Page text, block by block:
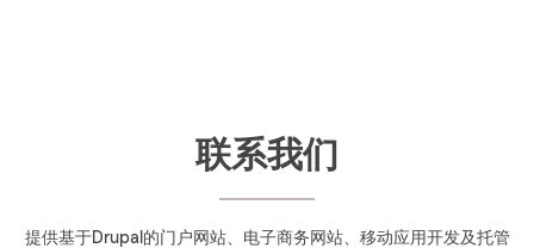
联系我们
提供基于Drupal的门户网站、电子商务网站、移动应用开发及托管